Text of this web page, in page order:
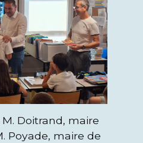
Doitrand, maire
Poyade, maire de